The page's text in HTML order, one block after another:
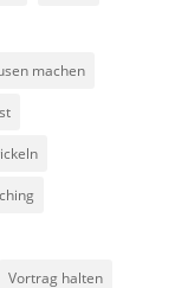
machen
Vortrag halten